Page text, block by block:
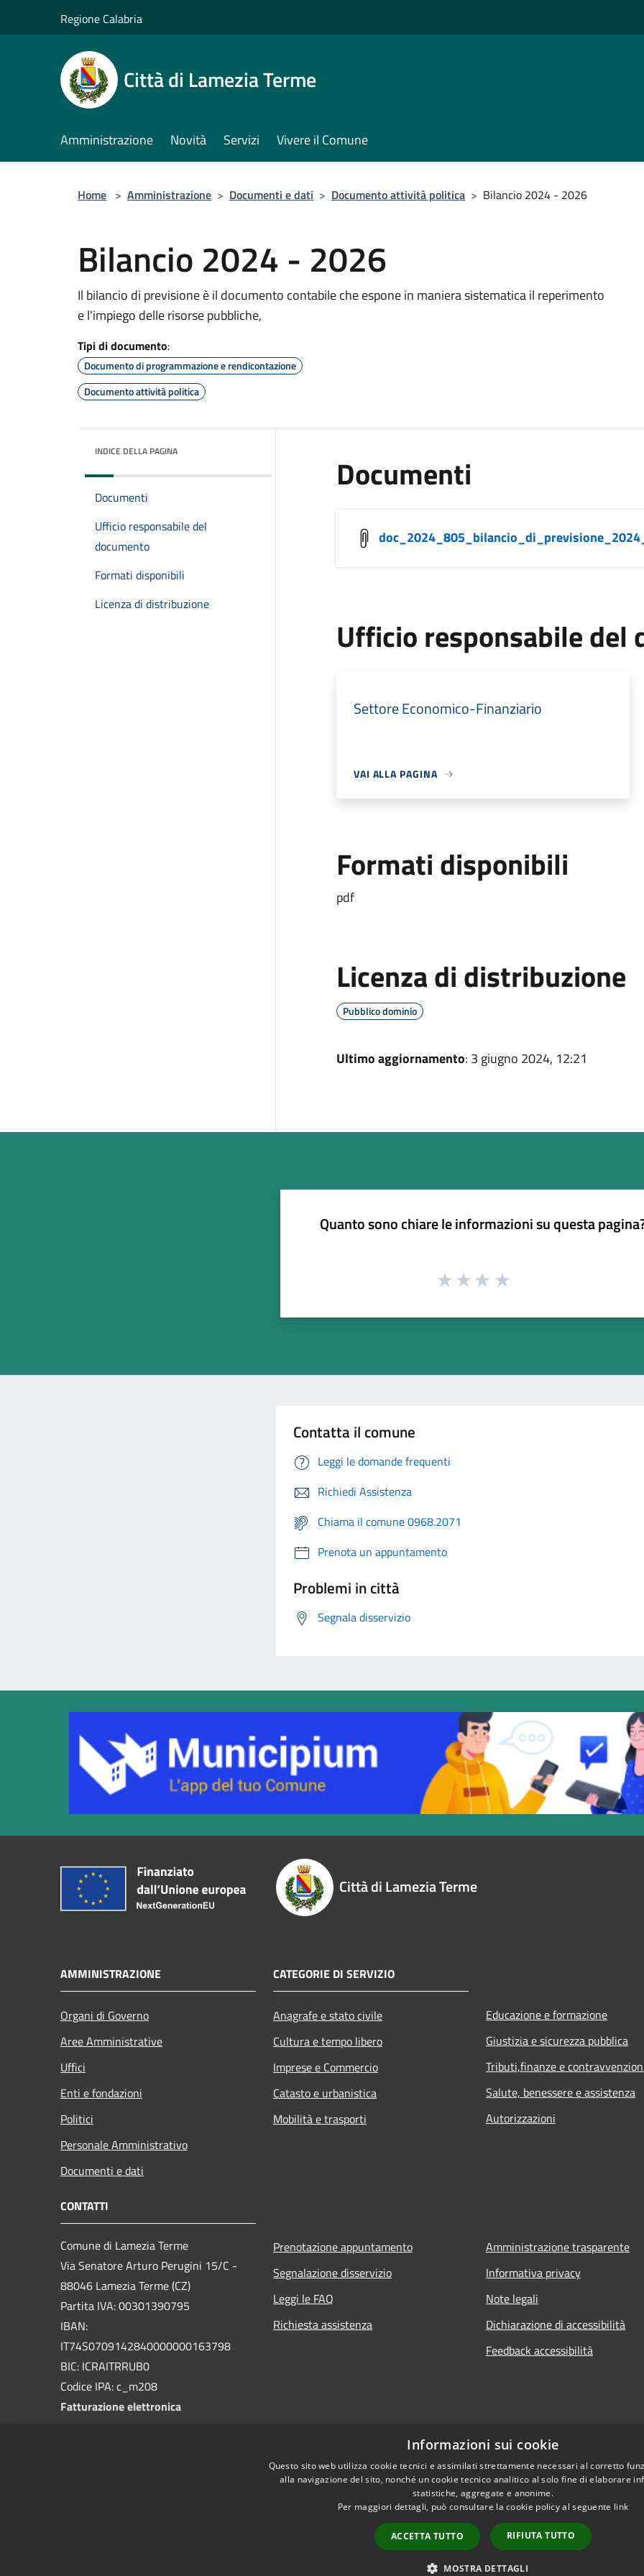
Regione Calabria
Città di Lamezia Terme
Amministrazione Novità Servizi Vivere il Comune
Home > Amministrazione > Documenti e dati > Documento attività politica > Bilancio 2024 - 2026
Bilancio 2024 - 2026
Il bilancio di previsione è il documento contabile che espone in maniera sistematica il reperimento
e l'impiego delle risorse pubbliche,
Tipi di documento:
Documento di programmazione e rendicontazione
Documento attività politica
INDICE DELLA PAGINA
Documenti
Ufficio responsabile del
documento
Formati disponibili
Licenza di distribuzione
Documenti
Ufficio responsabile del
Settore Economico-Finanziario
VAI ALLA PAGINA
Formati disponibili
pdf
Licenza di distribuzione
Pubblico dominio
Ultimo aggiornamento: 3 giugno 2024, 12:21
Quanto sono chiare le informazioni su questa
Contatta il comune
Leggi le domande frequenti
Richiedi Assistenza
Chiama il comune 0968.2071
Prenota un appuntamento
Problemi in città
Segnala disservizio
Città di Lamezia Terme
AMMINISTRAZIONE
Organi di Governo
Aree Amministrative
Uffici
Enti e fondazioni
Politici
Personale Amministrativo
Documenti e dati
CATEGORIE DI SERVIZIO
Anagrafe e stato civile
Cultura e tempo libero
Imprese e Commercio
Catasto e urbanistica
Mobilità e trasporti
Educazione e formazione
Giustizia e sicurezza pubblica
Tributi,finanze e
Salute, benessere e assistenza
Autorizzazioni
CONTATTI
Comune di Lamezia Terme
Via Senatore Arturo Perugini 15/C -
88046 Lamezia Terme (CZ)
Partita IVA: 00301390795
IBAN:
IT74S0709142840000000163798
BIC: ICRAITRRUB0
Codice IPA: c_m208
Fatturazione elettronica
Prenotazione appuntamento
Segnalazione disservizio
Leggi le FAQ
Richiesta assistenza
Amministrazione trasparente
Informativa privacy
Note legali
Dichiarazione di accessibilità
Feedback accessibilità
Copyright © 2026 • Città di
Informazioni sui cookie
Questo sito web utilizza cookie tecnici e assimilati strettamente necessari al corretto
alla navigazione del sito, nonché un cookie tecnico analitico al solo fine di elaborare
statistiche, aggregate e anonime.
Per maggiori dettagli, può consultare la cookie policy al seguente link
ACCETTA TUTTO RIFIUTA TUTTO
MOSTRA DETTAGLI